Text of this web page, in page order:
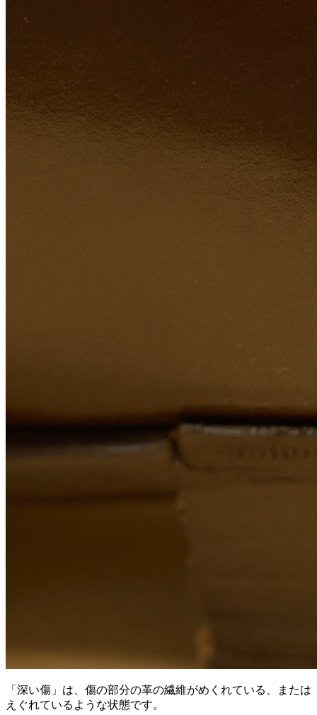
「深い傷」は、傷の部分の革の繊維がめくれている、または
えぐれているような状態です。